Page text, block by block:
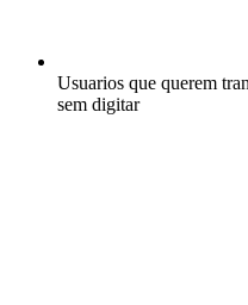
Usuarios que querem
sem digitar